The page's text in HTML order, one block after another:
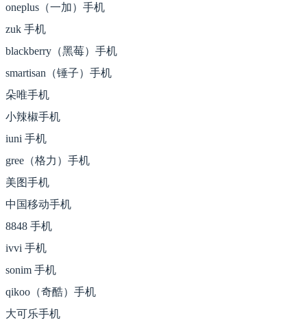
oneplus（一加）手机
zuk 手机
blackberry（黑莓）手机
smartisan（锤子）手机
朵唯手机
小辣椒手机
iuni 手机
gree（格力）手机
美图手机
中国移动手机
8848 手机
ivvi 手机
sonim 手机
qikoo（奇酷）手机
大可乐手机